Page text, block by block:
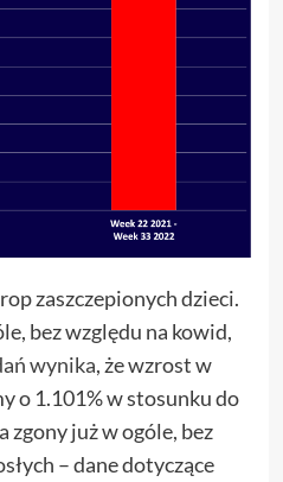
zaszczepionych dzieci.
bez względu na kowid,
wynika, że wzrost w
o 1.101% w stosunku do
zgony już w ogóle, bez
– dane dotyczące